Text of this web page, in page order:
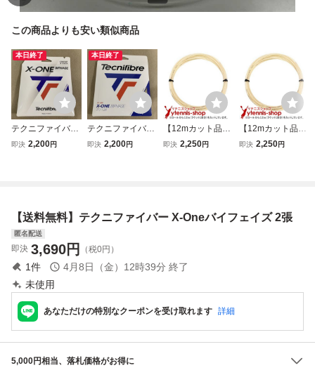
この商品よりも安い類似商品
本日終了
テクニファイバ
ー X-ONE バイ
即決 2,200円
本日終了
テクニファイバ
ー X-ONE バイ
即決 2,200円
【12mカット品】
テクニファイバー
即決 2,250円
【12mカット品】
テクニファイバー
即決 2,250円
【送料無料】テクニファイバー X-Oneバイフェイズ 2張
匿名配送
即決 3,690円 （税0円）
1件 4月8日（金）12時39分 終了
未使用
あなただけの特別なクーポンを受け取れます 詳細
5,000円相当、落札価格がお得に